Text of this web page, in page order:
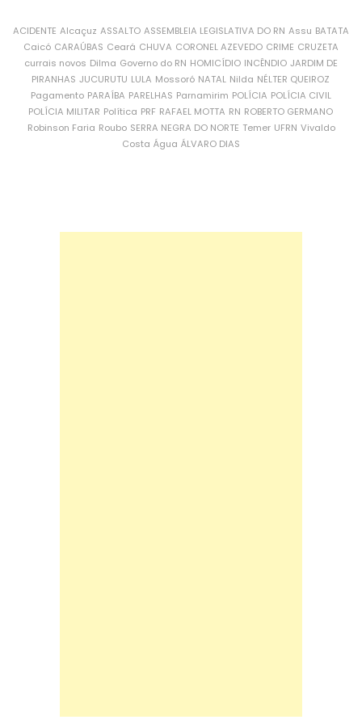
ACIDENTE Alcaçuz ASSALTO ASSEMBLEIA LEGISLATIVA DO RN Assu BATATA
Caicó CARAÚBAS Ceará CHUVA CORONEL AZEVEDO CRIME CRUZETA
currais novos Dilma Governo do RN HOMICÍDIO INCÊNDIO JARDIM DE
PIRANHAS JUCURUTU LULA Mossoró NATAL Nilda NÉLTER QUEIROZ
Pagamento PARAÍBA PARELHAS Parnamirim POLÍCIA POLÍCIA CIVIL
POLÍCIA MILITAR Política PRF RAFAEL MOTTA RN ROBERTO GERMANO
Robinson Faria Roubo SERRA NEGRA DO NORTE Temer UFRN Vivaldo
Costa Água ÁLVARO DIAS